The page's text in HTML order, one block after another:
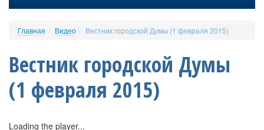
Главная Видео Вестник городской Думы (1 февраля 2015)
Вестник городской Думы
(1 февраля 2015)
Loading the player...